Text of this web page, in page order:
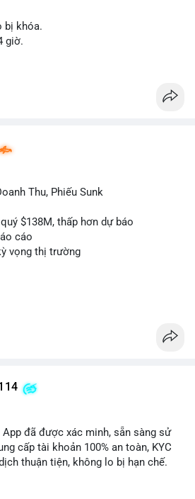
bị khóa.
giờ.
8938
Thu, Phiếu Sunk
$138M, thấp hơn dự báo
cáo
vọng thị trường
đã được xác minh, sẵn sàng sử
cấp tài khoản 100% an toàn, KYC
thuận tiện, không lo bị hạn chế.